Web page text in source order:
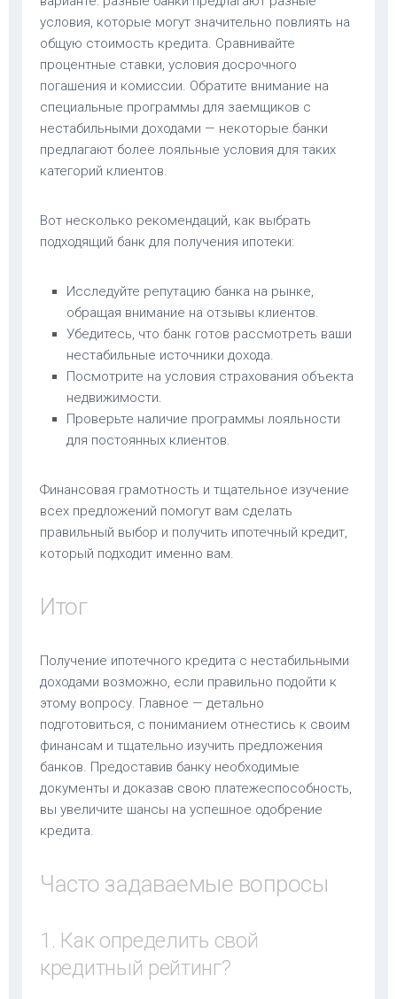
условия, которые могут значительно повлиять на
общую стоимость кредита. Сравнивайте
процентные ставки, условия досрочного
погашения и комиссии. Обратите внимание на
специальные программы для заемщиков с
нестабильными доходами — некоторые банки
предлагают более лояльные условия для таких
категорий клиентов.
Вот несколько рекомендаций, как выбрать
подходящий банк для получения ипотеки:
Исследуйте репутацию банка на рынке,
обращая внимание на отзывы клиентов.
Убедитесь, что банк готов рассмотреть ваши
нестабильные источники дохода.
Посмотрите на условия страхования объекта
недвижимости.
Проверьте наличие программы лояльности
для постоянных клиентов.
Финансовая грамотность и тщательное изучение
всех предложений помогут вам сделать
правильный выбор и получить ипотечный кредит,
который подходит именно вам.
Итог
Получение ипотечного кредита с нестабильными
доходами возможно, если правильно подойти к
этому вопросу. Главное — детально
подготовиться, с пониманием отнестись к своим
финансам и тщательно изучить предложения
банков. Предоставив банку необходимые
документы и доказав свою платежеспособность,
вы увеличите шансы на успешное одобрение
кредита.
Часто задаваемые вопросы
1. Как определить свой
кредитный рейтинг?